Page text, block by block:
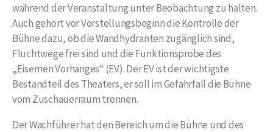
während der Veranstaltung unter Beobachtung zu halten.
Auch gehört vor Vorstellungsbeginn die Kontrolle der
Bühne dazu, ob die Wandhydranten zugänglich sind,
Fluchtwege frei sind und die Funktionsprobe des
„Eisernen Vorhanges“ (EV). Der EV ist der wichtigste
Bestandteil des Theaters, er soll im Gefahrfall die Bühne
vom Zuschauerraum trennen.
Der Wachführer hat den Bereich um die Bühne und des